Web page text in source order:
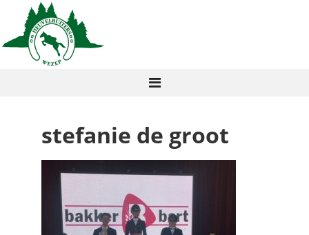
stefanie de groot